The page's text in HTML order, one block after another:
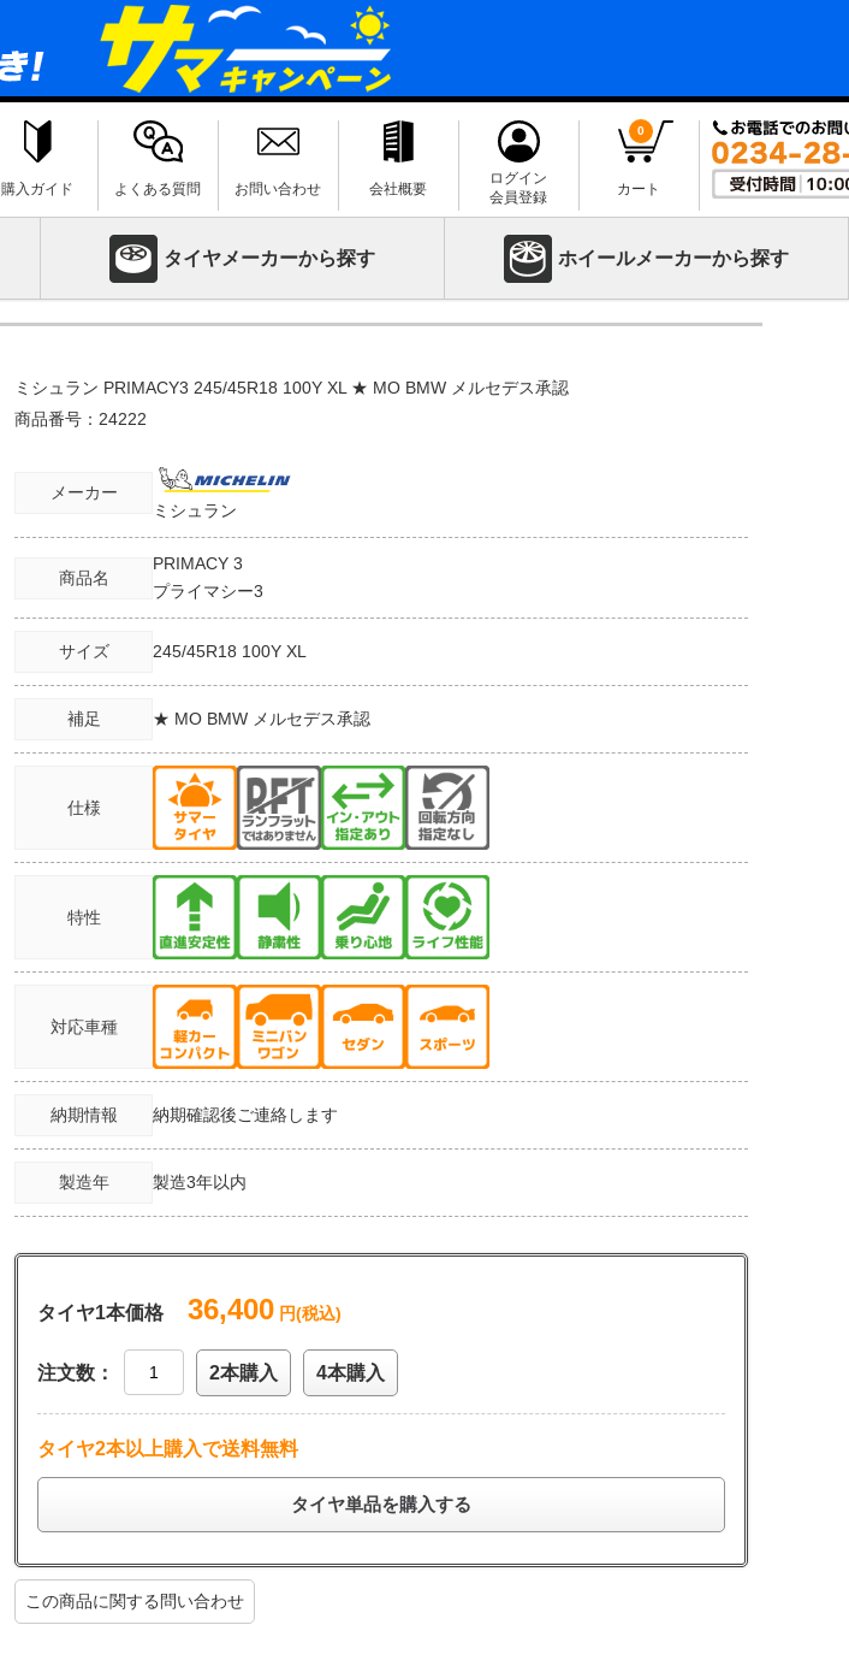
購入ガイド よくある質問 お問い合わせ 会社概要
ログイン
会員登録
0
カート
タイヤメーカーから探す ホイールメーカーから探す
ミシュラン PRIMACY3 245/45R18 100Y XL ★ MO BMW メルセデス承認
商品番号： 24222
メーカー
ミシュラン
商品名
PRIMACY 3
プライマシー3
サイズ 245/45R18 100Y XL
補足 ★ MO BMW メルセデス承認
仕様
特性
対応車種
納期情報 納期確認後ご連絡します
製造年 製造3年以内
タイヤ1本価格 36,400 円(税込)
注文数： 2本購入 4本購入
タイヤ2本以上購入で送料無料
タイヤ単品を購入する
この商品に関する問い合わせ